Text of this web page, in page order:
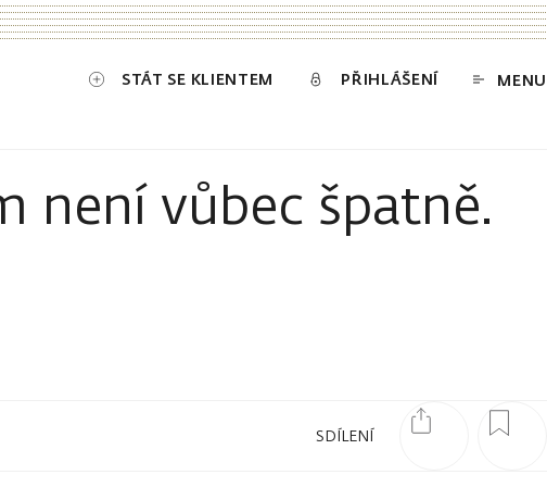
STÁT SE KLIENTEM PŘIHLÁŠENÍ MENU
není vůbec špatně.
SDÍLENÍ